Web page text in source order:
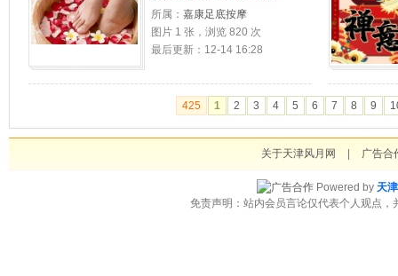
所属： 嘉康足底按摩
图片 1 张，浏览 820 次
最后更新：12-14 16:28
425 1 2 3 4 5 6 7 8 9
关于天津风月网 广告合
Powered by 天
免责声明：站内会员言论仅代表个人观点